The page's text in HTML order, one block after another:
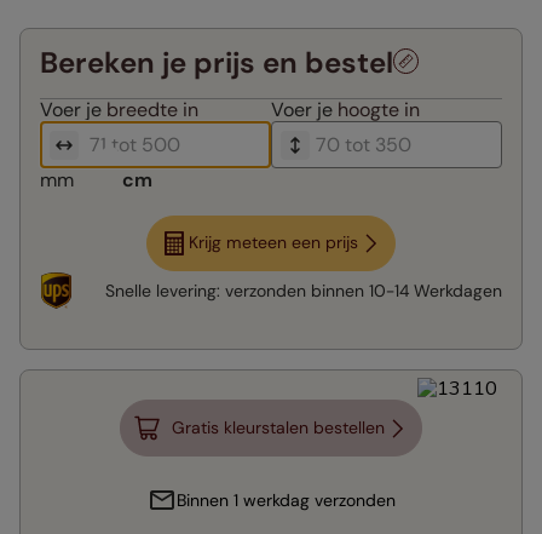
Bereken je prijs en bestel
Voer je breedte in Voer je hoogte in
mm cm
Krijg meteen een prijs
Snelle levering: verzonden binnen 10-14 Werkdagen
Gratis kleurstalen bestellen
Binnen 1 werkdag verzonden